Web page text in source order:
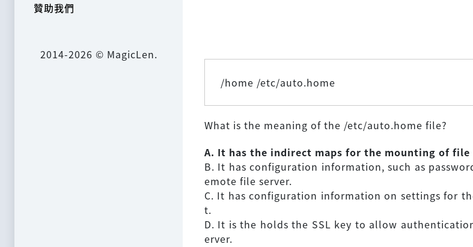
贊助我們
2014-2026 © MagicLen.
/home /etc/auto.home
What is the meaning of the /etc/auto.home file?
A. It has the indirect maps for the mounting of file
B. It has configuration information, such as
emote file server.
C. It has configuration information on settings for
t.
D. It is the holds the SSL key to allow
erver.